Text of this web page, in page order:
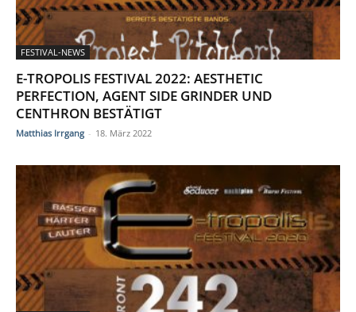
FESTIVAL-NEWS
E-TROPOLIS FESTIVAL 2022: AESTHETIC
PERFECTION, AGENT SIDE GRINDER UND
CENTHRON BESTÄTIGT
Matthias Irrgang - 18. März 2022